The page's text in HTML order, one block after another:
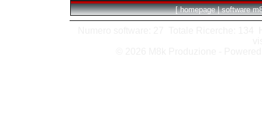
[ homepage | software